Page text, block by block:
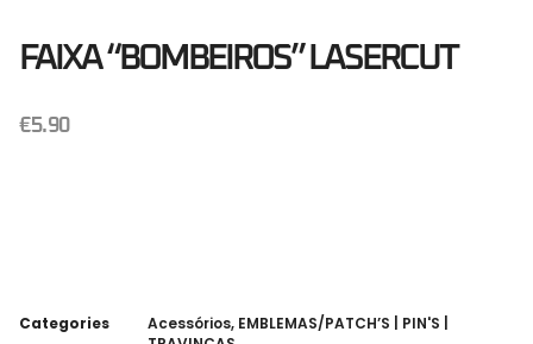
FAIXA “BOMBEIROS” LASERCUT
€5.90
Categories Acessórios, EMBLEMAS/PATCH’S | PIN'S |